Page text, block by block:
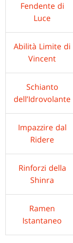
Fendente di
Luce
Abilità Limite di
Vincent
Schianto
dell’Idrovolante
Impazzire dal
Ridere
Rinforzi della
Shinra
Ramen
Istantaneo